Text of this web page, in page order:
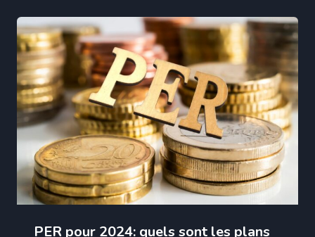
PER pour 2024: quels sont les plans